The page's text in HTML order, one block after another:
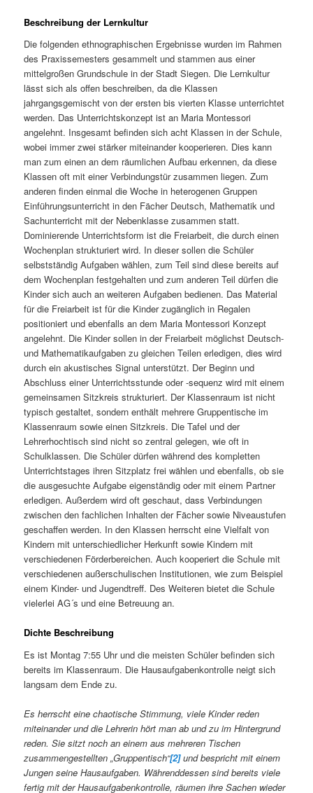
Beschreibung der Lernkultur
Die folgenden ethnographischen Ergebnisse wurden im Rahmen
des Praxissemesters gesammelt und stammen aus einer
mittelgroßen Grundschule in der Stadt Siegen. Die Lernkultur
lässt sich als offen beschreiben, da die Klassen
jahrgangsgemischt von der ersten bis vierten Klasse unterrichtet
werden. Das Unterrichtskonzept ist an Maria Montessori
angelehnt. Insgesamt befinden sich acht Klassen in der Schule,
wobei immer zwei stärker miteinander kooperieren. Dies kann
man zum einen an dem räumlichen Aufbau erkennen, da diese
Klassen oft mit einer Verbindungstür zusammen liegen. Zum
anderen finden einmal die Woche in heterogenen Gruppen
Einführungsunterricht in den Fächer Deutsch, Mathematik und
Sachunterricht mit der Nebenklasse zusammen statt.
Dominierende Unterrichtsform ist die Freiarbeit, die durch einen
Wochenplan strukturiert wird. In dieser sollen die Schüler
selbstständig Aufgaben wählen, zum Teil sind diese bereits auf
dem Wochenplan festgehalten und zum anderen Teil dürfen die
Kinder sich auch an weiteren Aufgaben bedienen. Das Material
für die Freiarbeit ist für die Kinder zugänglich in Regalen
positioniert und ebenfalls an dem Maria Montessori Konzept
angelehnt. Die Kinder sollen in der Freiarbeit möglichst Deutsch-
und Mathematikaufgaben zu gleichen Teilen erledigen, dies wird
durch ein akustisches Signal unterstützt. Der Beginn und
Abschluss einer Unterrichtsstunde oder -sequenz wird mit einem
gemeinsamen Sitzkreis strukturiert. Der Klassenraum ist nicht
typisch gestaltet, sondern enthält mehrere Gruppentische im
Klassenraum sowie einen Sitzkreis. Die Tafel und der
Lehrerhochtisch sind nicht so zentral gelegen, wie oft in
Schulklassen. Die Schüler dürfen während des kompletten
Unterrichtstages ihren Sitzplatz frei wählen und ebenfalls, ob sie
die ausgesuchte Aufgabe eigenständig oder mit einem Partner
erledigen. Außerdem wird oft geschaut, dass Verbindungen
zwischen den fachlichen Inhalten der Fächer sowie Niveaustufen
geschaffen werden. In den Klassen herrscht eine Vielfalt von
Kindern mit unterschiedlicher Herkunft sowie Kindern mit
verschiedenen Förderbereichen. Auch kooperiert die Schule mit
verschiedenen außerschulischen Institutionen, wie zum Beispiel
einem Kinder- und Jugendtreff. Des Weiteren bietet die Schule
vielerlei AG´s und eine Betreuung an.
Dichte Beschreibung
Es ist Montag 7:55 Uhr und die meisten Schüler befinden sich
bereits im Klassenraum. Die Hausaufgabenkontrolle neigt sich
langsam dem Ende zu.
Es herrscht eine chaotische Stimmung, viele Kinder reden
miteinander und die Lehrerin hört man ab und zu im Hintergrund
reden. Sie sitzt noch an einem aus mehreren Tischen
zusammengestellten „Gruppentisch“[2]und bespricht mit einem
Jungen seine Hausaufgaben. Währenddessen sind bereits viele
fertig mit der Hausaufgabenkontrolle, räumen ihre Sachen wieder